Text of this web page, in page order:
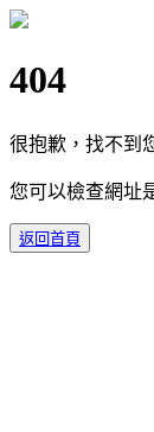
404
很抱歉，找不到
您可以檢查網址
返回首頁